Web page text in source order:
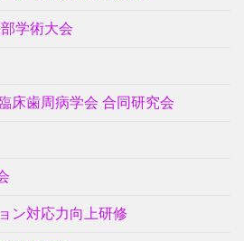
学術大会
床歯周病学会 合同研究会
ン対応力向上研修